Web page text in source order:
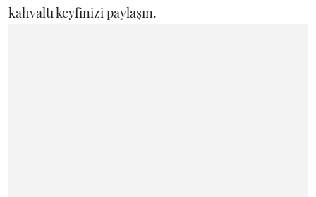
kahvaltı keyfinizi paylaşın.